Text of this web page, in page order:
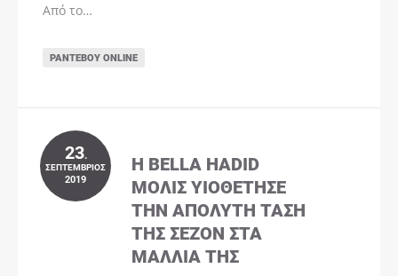
Από το…
ΡΑΝΤΕΒΟΎ ONLINE
23.
ΣΕΠΤΈΜΒΡΙΟΣ
2019
Η BELLA HADID
ΜΌΛΙΣ ΥΙΟΘΈΤΗΣΕ
ΤΗΝ ΑΠΌΛΥΤΗ ΤΆΣΗ
ΤΗΣ ΣΕΖΌΝ ΣΤΑ
ΜΑΛΛΙΆ ΤΗΣ